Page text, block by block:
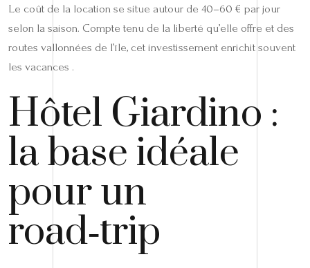
Le coût de la location se situe autour de 40–60 € par jour
selon la saison. Compte tenu de la liberté qu’elle offre et des
routes vallonnées de l’île, cet investissement enrichit souvent
les vacances .
Hôtel Giardino :
la base idéale
pour un
road‑trip